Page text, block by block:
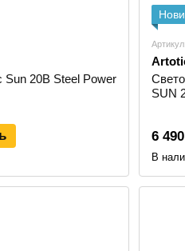
рабочий ток,
режимов. Для MMA и
важна корректная
которая нужна как
ворот, заборов, рам,
20B Steel Power
SUN
6
В